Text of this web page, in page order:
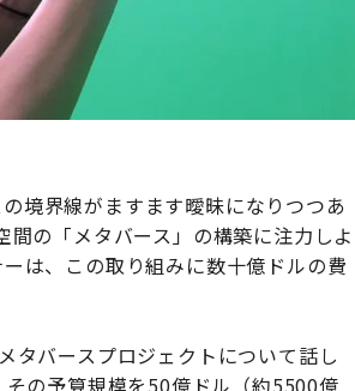
境界線がますます曖昧になりつつあ
間の「メタバース」の構築に注力しよ
は、この取り組みに数十億ドルの費
タバースプロジェクトについて話し